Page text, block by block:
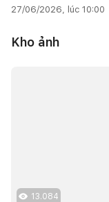
27/06/2026, lúc 10:00
Kho ảnh
13.084